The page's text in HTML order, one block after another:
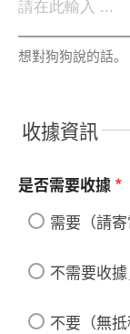
想對狗狗說的話。
收據資訊
是否需要收據 *
需要（請寄
不需要收
不要（無